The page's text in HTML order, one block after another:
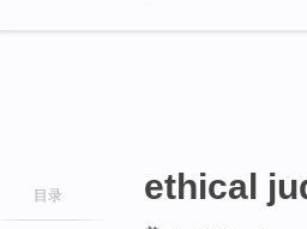
目录 ethical